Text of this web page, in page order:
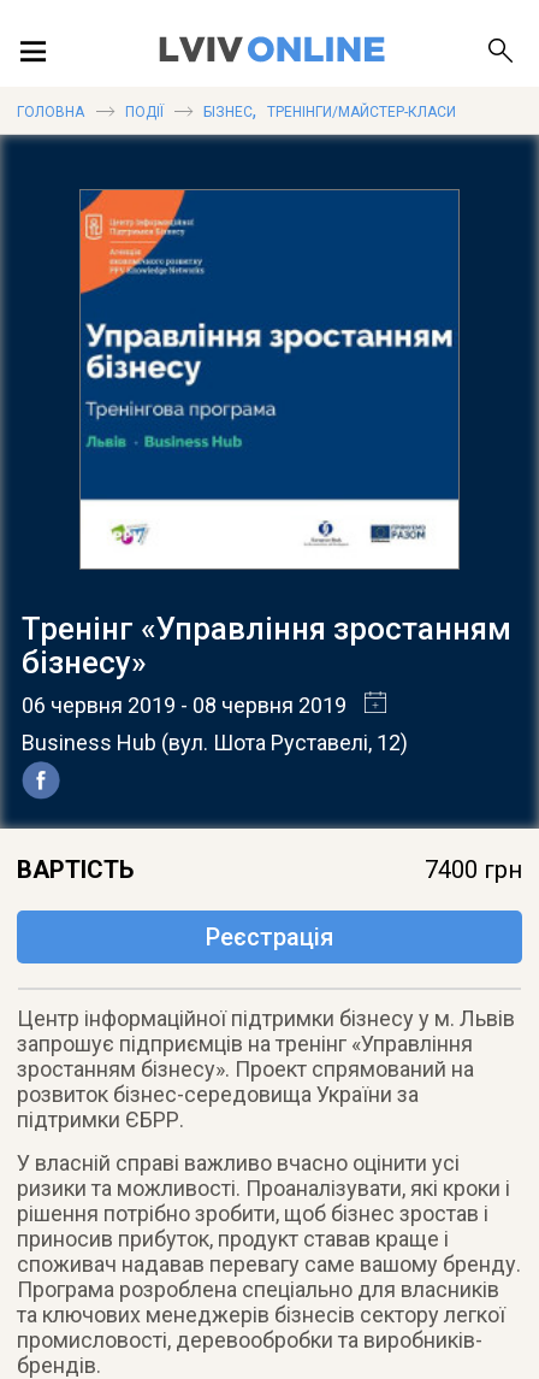
ПУБЛІКАЦІЇ
ДОВІДКА
ГОЛОВНА ПОДІЇ БІЗНЕС, ТРЕНІНГИ/МАЙСТЕР-КЛАСИ
Тренінг «Управління зростанням
бізнесу»
06 червня 2019 - 08 червня 2019
Business Hub (вул. Шота Руставелі, 12)
ВАРТІСТЬ 7400 грн
Реєстрація
Центр інформаційної підтримки бізнесу у м. Львів
запрошує підприємців на тренінг «Управління
зростанням бізнесу». Проект спрямований на
розвиток бізнес-середовища України за
підтримки ЄБРР.
У власній справі важливо вчасно оцінити усі
ризики та можливості. Проаналізувати, які кроки і
рішення потрібно зробити, щоб бізнес зростав і
приносив прибуток, продукт ставав краще і
споживач надавав перевагу саме вашому бренду.
Програма розроблена спеціально для власників
та ключових менеджерів бізнесів сектору легкої
промисловості, деревообробки та виробників-
брендів.